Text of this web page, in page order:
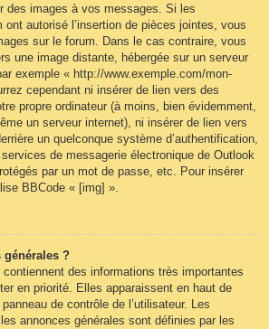
des images à vos messages. Si les
ont autorisé l’insertion de pièces jointes, vous
sur le forum. Dans le cas contraire, vous
une image distante, hébergée sur un serveur
exemple « http://www.exemple.com/mon-
cependant ni insérer de lien vers des
propre ordinateur (à moins, bien évidemment,
un serveur internet), ni insérer de lien vers
un quelconque système d’authentification,
de messagerie électronique de Outlook
par un mot de passe, etc. Pour insérer
BBCode « [img] ».
générales ?
contiennent des informations très importantes
en priorité. Elles apparaissent en haut de
de contrôle de l’utilisateur. Les
annonces générales sont définies par les